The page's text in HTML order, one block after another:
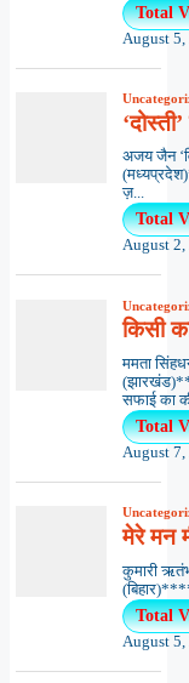
Total
August 5,
अजय जैन
ज़...
Total
August 2,
किसी
ममता
सफाई का
Total
August 7,
मेरे मन
कुमारी
Total
August 5,